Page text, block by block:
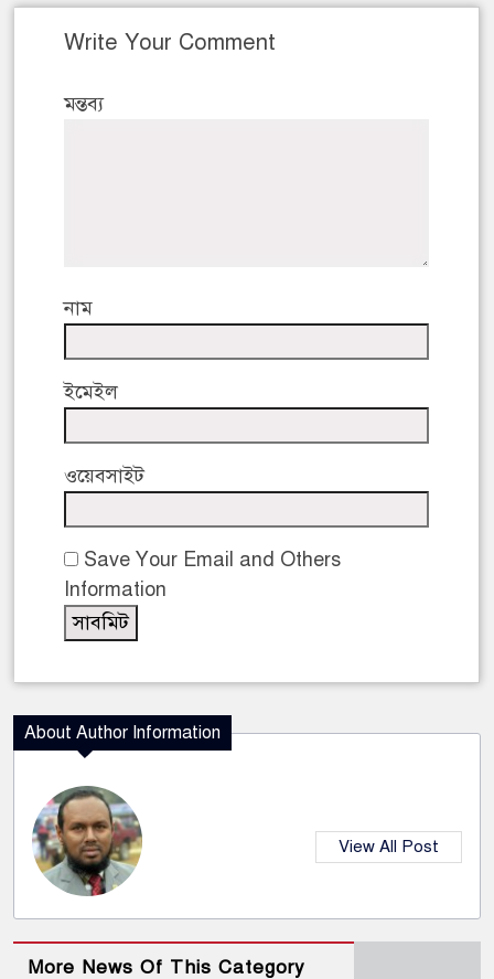
Write Your Comment
মন্তব্য
নাম
ইমেইল
ওয়েবসাইট
Save Your Email and Others
Information
About Author Information
View All Post
More News Of This Category